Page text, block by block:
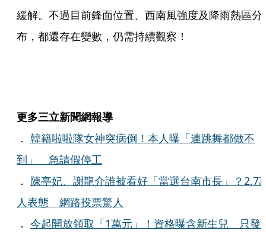
緩解。不過目前鋒面位置、西南風強度及降雨熱區分
布，都還存在變數，仍需持續觀察！
更多三立新聞網報導
． 韓籍啦啦隊女神突病倒！本人曝「連跳舞都做不
到」 急請假停工
． 陳亭妃、謝龍介誰被看好「當選台南市長」？2.7
人表態 網路投票驚人
． 今起開放領取「1萬元」！資格曝含新生兒 只發